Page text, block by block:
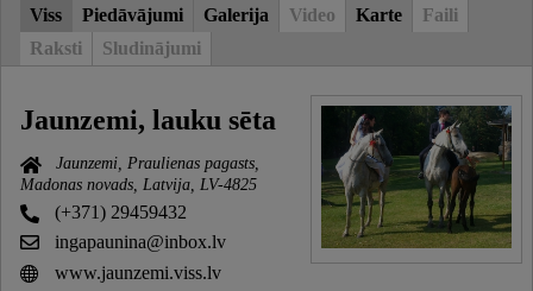
Viss Piedāvājumi Galerija Video Karte
Faili
Raksti
Sludinājumi
Jaunzemi, lauku sēta
Jaunzemi, Praulienas pagasts,
Madonas novads, Latvija, LV-4825
(+371) 29459432
ingapaunina@inbox.lv
www.jaunzemi.viss.lv